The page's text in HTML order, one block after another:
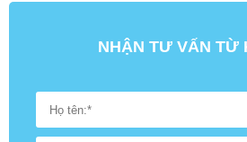
NHẬN TƯ VẤN TỪ